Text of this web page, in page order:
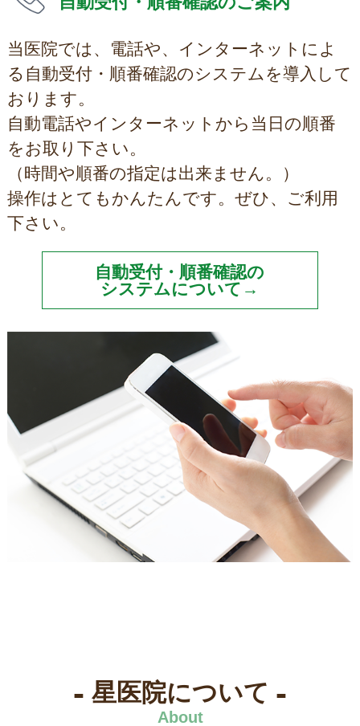
当医院では、電話や、インターネットによ
る自動受付・順番確認のシステムを導入して
おります。
自動電話やインターネットから当日の順番
をお取り下さい。
（時間や順番の指定は出来ません。）
操作はとてもかんたんです。ぜひ、ご利用
下さい。
自動受付・順番確認の
システムについて→
- 星医院について -
About